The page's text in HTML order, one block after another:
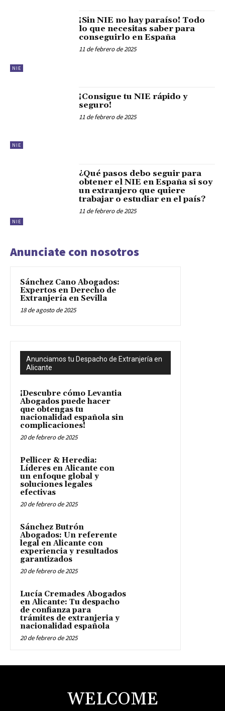
NIE
¡Sin NIE no hay paraíso! Todo
lo que necesitas saber para
conseguirlo en España
11 de febrero de 2025
NIE
¡Consigue tu NIE rápido y
seguro!
11 de febrero de 2025
NIE
¿Qué pasos debo seguir para
obtener el NIE en España si soy
un extranjero que quiere
trabajar o estudiar en el país?
11 de febrero de 2025
Anunciate con nosotros
Sánchez Cano Abogados:
Expertos en Derecho de
Extranjería en Sevilla
18 de agosto de 2025
Anunciamos tu Despacho de Extranjería en
Alicante
¡Descubre cómo Levantia
Abogados puede hacer
que obtengas tu
nacionalidad española sin
complicaciones!
20 de febrero de 2025
Pellicer & Heredia:
Líderes en Alicante con
un enfoque global y
soluciones legales
efectivas
20 de febrero de 2025
Sánchez Butrón
Abogados: Un referente
legal en Alicante con
experiencia y resultados
garantizados
20 de febrero de 2025
Lucía Cremades Abogados
en Alicante: Tu despacho
de confianza para
trámites de extranjeria y
nacionalidad española
20 de febrero de 2025
WELCOME